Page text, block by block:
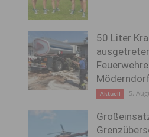
50 Liter
Aktuell 5.